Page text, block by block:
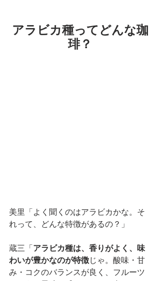
アラビカ種ってどんな珈
琲？
美里「よく聞くのはアラビカかな。そ
れって、どんな特徴があるの？」
蔵三「アラビカ種は、香りがよく、味
わいが豊かなのが特徴じゃ。酸味・甘
み・コクのバランスが良く、フルーツ